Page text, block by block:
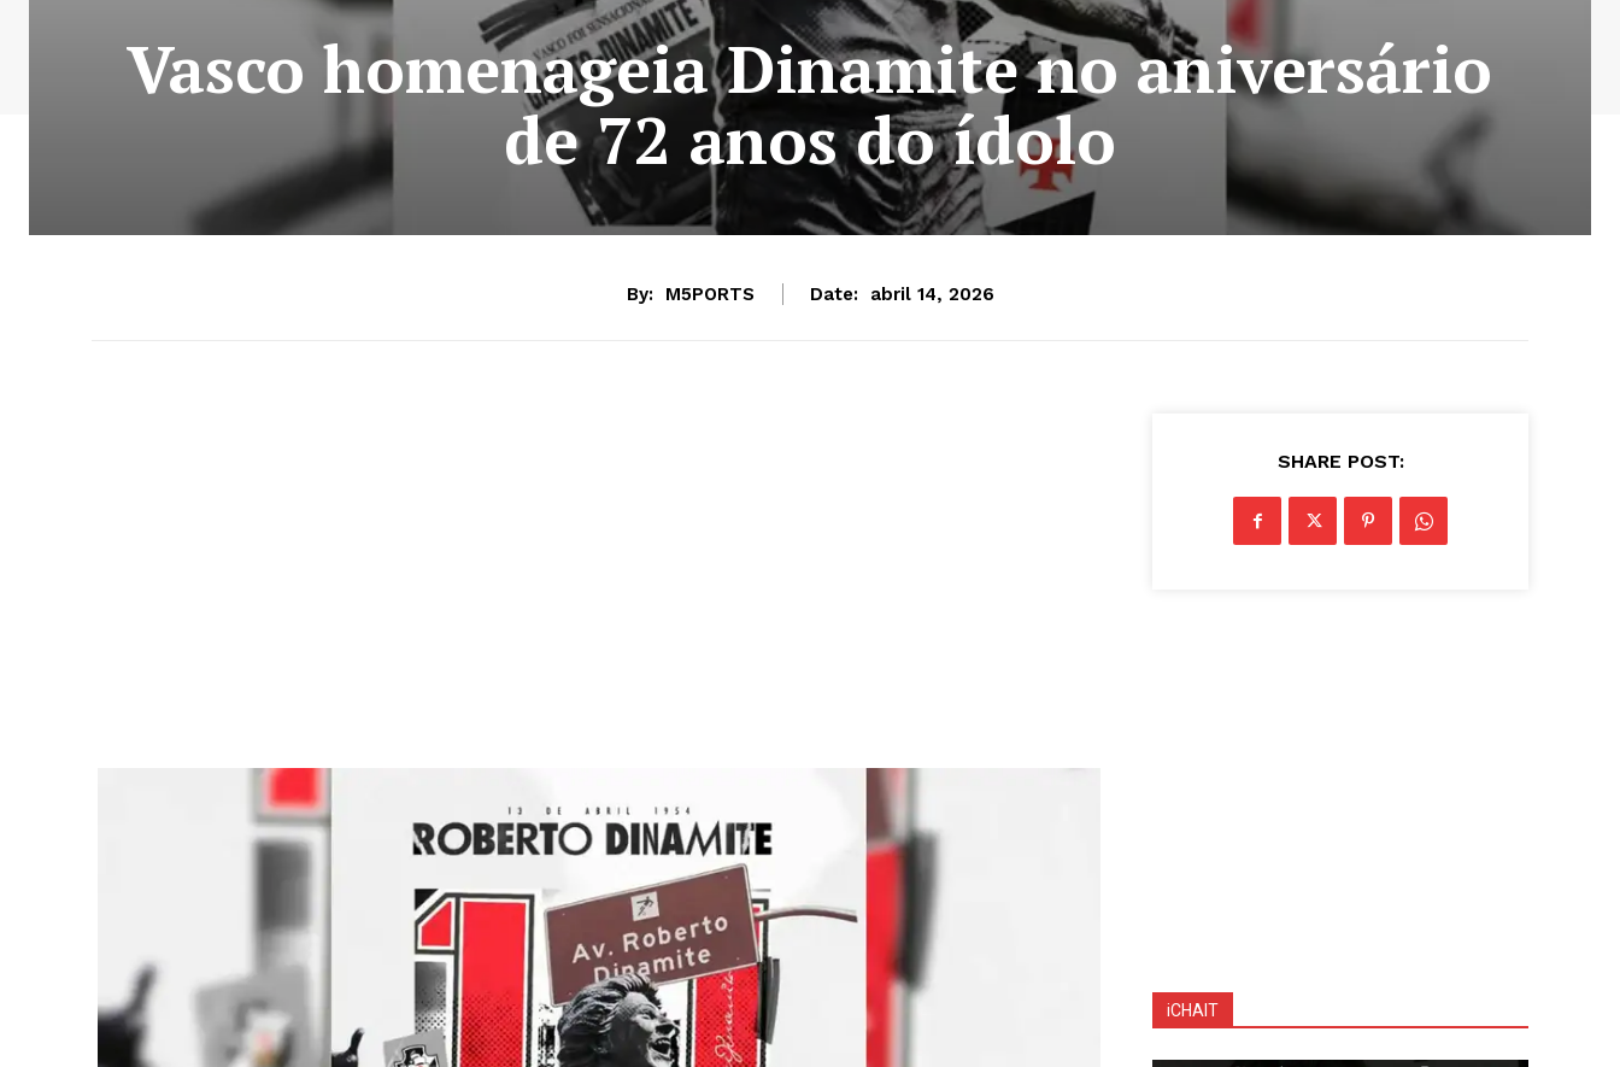
Vasco homenageia Dinamite no aniversário
de 72 anos do ídolo
By: M5PORTS Date: abril 14, 2026
SHARE POST:
iCHAIT